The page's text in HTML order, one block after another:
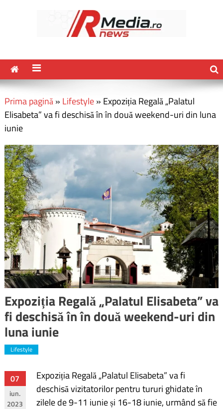
Prima pagină» Lifestyle» Expoziția Regală „Palatul
Elisabeta” va fi deschisă în în două weekend-uri din luna
iunie
Expoziția Regală „Palatul Elisabeta” va
fi deschisă în în două weekend-uri din
luna iunie
Lifestyle
07
iun.
2023
Expoziția Regală „Palatul Elisabeta” va fi
deschisă vizitatorilor pentru tururi ghidate în
zilele de 9-11 iunie și 16-18 iunie, urmând să fie
Navigare
în